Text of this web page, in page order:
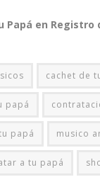
Papá en Registro
cachet de
papá
papá musico
a tu papá